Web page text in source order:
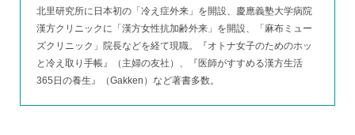
北里研究所に日本初の「冷え症外来」を開設、慶應義塾大学病院
漢方クリニックに「漢方女性抗加齢外来」を開設、「麻布ミュー
ズクリニック」院長などを経て現職。『オトナ女子のためのホッ
と冷え取り手帳』（主婦の友社）、『医師がすすめる漢方生活
365日の養生』（Gakken）など著書多数。